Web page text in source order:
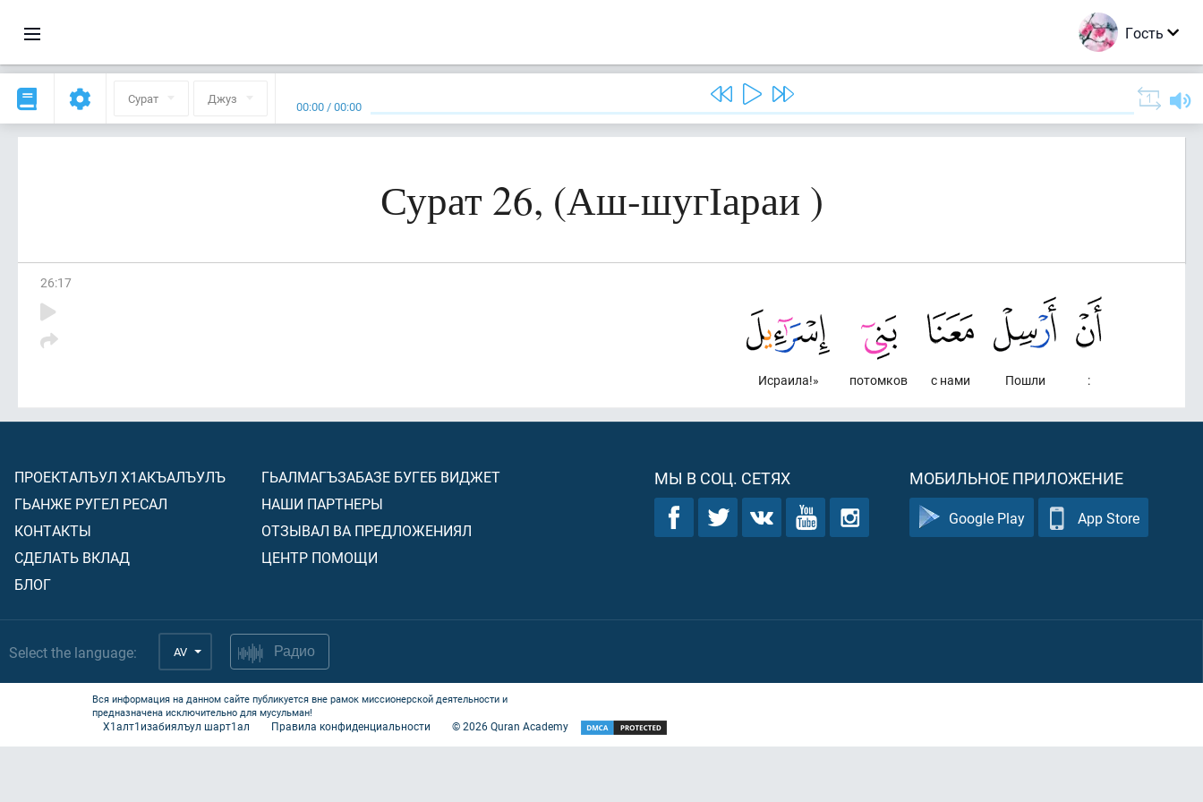
Гость
Сурат Джуз 00:00 /00:00
Сурат 26, (Аш-шугІараи )
26:17
:
Пошли
с нами
потомков
Исраила!»
ПРОЕКТАЛЪУЛ Х1АКЪАЛЪУЛЪ
ГЬАНЖЕ РУГЕЛ РЕСАЛ
КОНТАКТЫ
СДЕЛАТЬ ВКЛАД
БЛОГ
ГЬАЛМАГЪЗАБАЗЕ БУГЕБ ВИДЖЕТ
НАШИ ПАРТНЕРЫ
ОТЗЫВАЛ ВА ПРЕДЛОЖЕНИЯЛ
ЦЕНТР ПОМОЩИ
МЫ В СОЦ. СЕТЯХ МОБИЛЬНОЕ ПРИЛОЖЕНИЕ
Google Play App Store
Select the language: AV Радио
Вся информация на данном сайте публикуется вне рамок миссионерской деятельности и
предназначена исключительно для мусульман!
Х1алт1изабиялъул шарт1ал Правила конфиденциальности ©2026Quran Academy